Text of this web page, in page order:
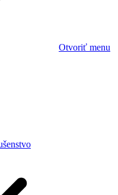
Otvoriť menu